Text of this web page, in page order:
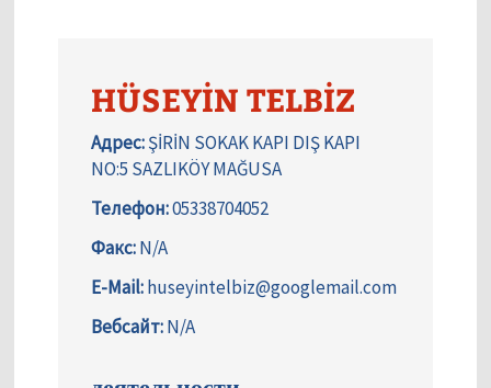
HÜSEYİN TELBİZ
Адрес:ŞİRİN SOKAK KAPI DIŞ KAPI
NO:5 SAZLIKÖY MAĞUSA
Телефон:05338704052
Факс:N/A
E-Mail:huseyintelbiz@googlemail.com
Вебсайт:N/A